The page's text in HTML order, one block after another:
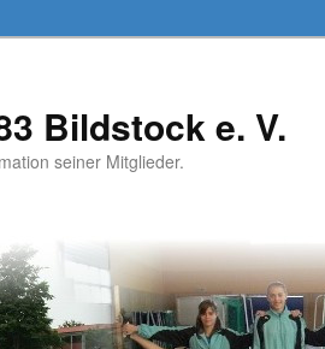
Bildstock e. V.
seiner Mitglieder.